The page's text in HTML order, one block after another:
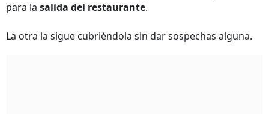
para la salida del restaurante.
La otra la sigue cubriéndola sin dar sospechas alguna.